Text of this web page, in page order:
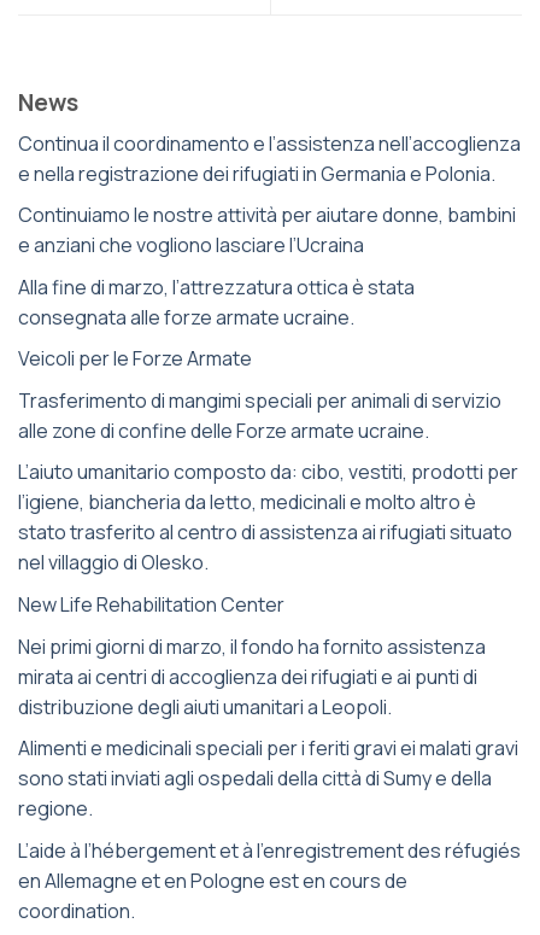
News
Continua il coordinamento e l’assistenza nell’accoglienza
e nella registrazione dei rifugiati in Germania e Polonia.
Continuiamo le nostre attività per aiutare donne, bambini
e anziani che vogliono lasciare l’Ucraina
Alla fine di marzo, l’attrezzatura ottica è stata
consegnata alle forze armate ucraine.
Veicoli per le Forze Armate
Trasferimento di mangimi speciali per animali di servizio
alle zone di confine delle Forze armate ucraine.
L’aiuto umanitario composto da: cibo, vestiti, prodotti per
l’igiene, biancheria da letto, medicinali e molto altro è
stato trasferito al centro di assistenza ai rifugiati situato
nel villaggio di Olesko.
New Life Rehabilitation Center
Nei primi giorni di marzo, il fondo ha fornito assistenza
mirata ai centri di accoglienza dei rifugiati e ai punti di
distribuzione degli aiuti umanitari a Leopoli.
Alimenti e medicinali speciali per i feriti gravi ei malati gravi
sono stati inviati agli ospedali della città di Sumy e della
regione.
L’aide à l’hébergement et à l’enregistrement des réfugiés
en Allemagne et en Pologne est en cours de
coordination.